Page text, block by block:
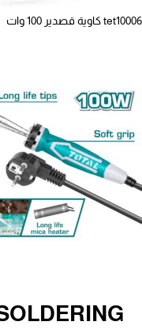
tet10006 كاوية قصدير 100 وات